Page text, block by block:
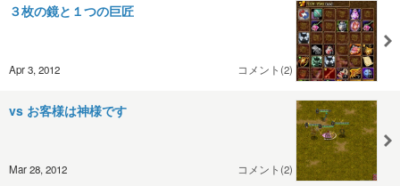
３枚の鏡と１つの巨匠
Apr 3, 2012 コメント(2)
vs お客様は神様です
Mar 28, 2012 コメント(2)